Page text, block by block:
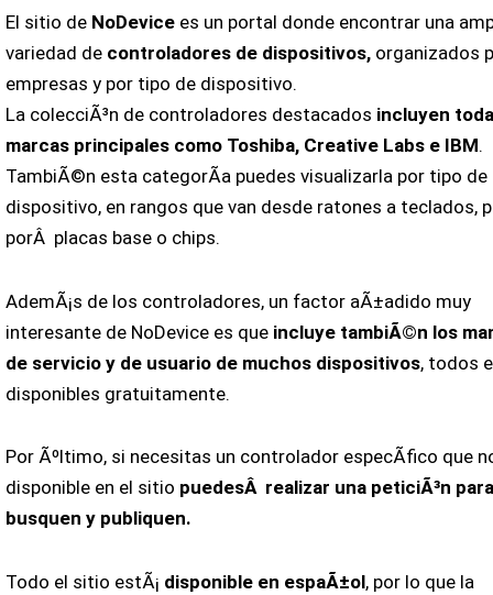
El sitio de NoDevice es un portal donde encontrar una
variedad de controladores de dispositivos, organizados
empresas y por tipo de dispositivo.
La colecciÃ³n de controladores destacados incluyen
marcas principales como Toshiba, Creative Labs e IBM.
TambiÃ©n esta categorÃ­a puedes visualizarla por tipo de
dispositivo, en rangos que van desde ratones a teclados,
porÂ placas base o chips.
AdemÃ¡s de los controladores, un factor aÃ±adido muy
interesante de NoDevice es que incluye tambiÃ©n los
de servicio y de usuario de muchos dispositivos, todos
disponibles gratuitamente.
Por Ãºltimo, si necesitas un controlador especÃ­fico que
disponible en el sitio puedesÂ realizar una peticiÃ³n
busquen y publiquen.
Todo el sitio estÃ¡ disponible en espaÃ±ol, por lo que la